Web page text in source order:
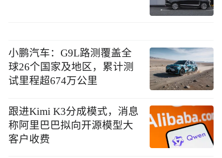
小鹏汽车：G9L路测覆盖全
球26个国家及地区，累计测
试里程超674万公里
跟进Kimi K3分成模式，消息
称阿里巴巴拟向开源模型大
客户收费